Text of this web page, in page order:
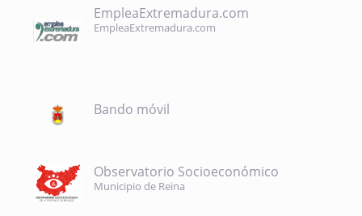
EmpleaExtremadura.com
EmpleaExtremadura.com
Bando móvil
Observatorio Socioeconómico
Municipio de Reina